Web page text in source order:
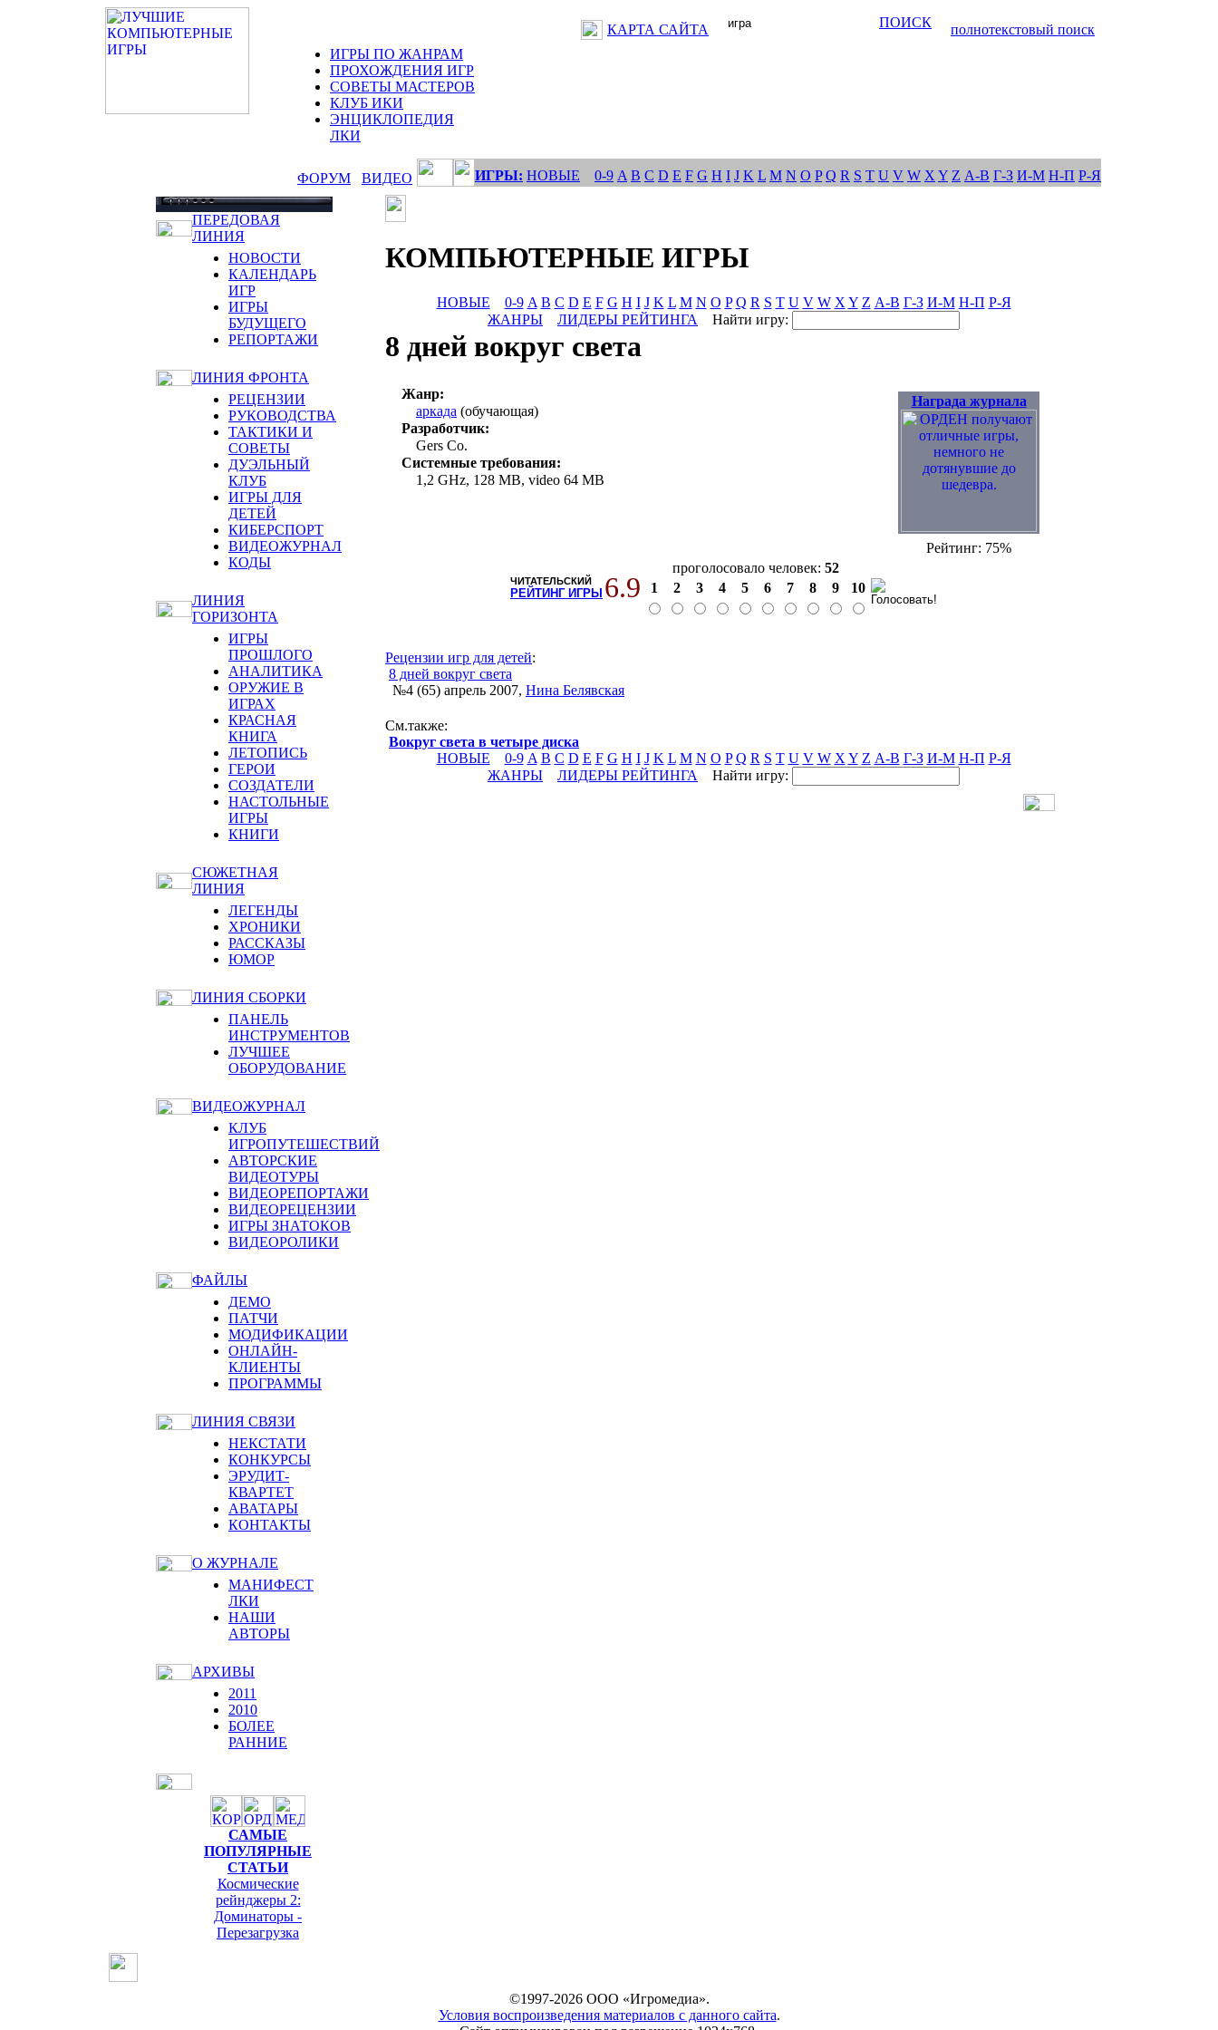
КАРТА САЙТА ПОИСК
полнотекстовый поиск
ИГРЫ ПО ЖАНРАМ
ПРОХОЖДЕНИЯ ИГР
СОВЕТЫ МАСТЕРОВ
КЛУБ ИКИ
ЭНЦИКЛОПЕДИЯ
ЛКИ
ФОРУМ ВИДЕО ИГРЫ: НОВЫЕ 0-9 A B C D E F G H I J K L M N O P Q R S T U V W X Y Z А-В Г-З И-М Н-П Р-Я
ПЕРЕДОВАЯ
ЛИНИЯ
НОВОСТИ
КАЛЕНДАРЬ
ИГР
ИГРЫ
БУДУЩЕГО
РЕПОРТАЖИ
ЛИНИЯ ФРОНТА
РЕЦЕНЗИИ
РУКОВОДСТВА
ТАКТИКИ И
СОВЕТЫ
ДУЭЛЬНЫЙ
КЛУБ
ИГРЫ ДЛЯ
ДЕТЕЙ
КИБЕРСПОРТ
ВИДЕОЖУРНАЛ
КОДЫ
ЛИНИЯ
ГОРИЗОНТА
ИГРЫ
ПРОШЛОГО
АНАЛИТИКА
ОРУЖИЕ В
ИГРАХ
КРАСНАЯ
КНИГА
ЛЕТОПИСЬ
ГЕРОИ
СОЗДАТЕЛИ
НАСТОЛЬНЫЕ
ИГРЫ
КНИГИ
СЮЖЕТНАЯ
ЛИНИЯ
ЛЕГЕНДЫ
ХРОНИКИ
РАССКАЗЫ
ЮМОР
ЛИНИЯ СБОРКИ
ПАНЕЛЬ
ИНСТРУМЕНТОВ
ЛУЧШЕЕ
ОБОРУДОВАНИЕ
ВИДЕОЖУРНАЛ
КЛУБ
ИГРОПУТЕШЕСТВИЙ
АВТОРСКИЕ
ВИДЕОТУРЫ
ВИДЕОРЕПОРТАЖИ
ВИДЕОРЕЦЕНЗИИ
ИГРЫ ЗНАТОКОВ
ВИДЕОРОЛИКИ
ФАЙЛЫ
ДЕМО
ПАТЧИ
МОДИФИКАЦИИ
ОНЛАЙН-
КЛИЕНТЫ
ПРОГРАММЫ
ЛИНИЯ СВЯЗИ
НЕКСТАТИ
КОНКУРСЫ
ЭРУДИТ-
КВАРТЕТ
АВАТАРЫ
КОНТАКТЫ
О ЖУРНАЛЕ
МАНИФЕСТ
ЛКИ
НАШИ
АВТОРЫ
АРХИВЫ
2011
2010
БОЛЕЕ
РАННИЕ
САМЫЕ
ПОПУЛЯРНЫЕ
СТАТЬИ
Космические
рейнджеры 2:
Доминаторы -
Перезагрузка
КОМПЬЮТЕРНЫЕ ИГРЫ
НОВЫЕ 0-9 A B C D E F G H I J K L M N O P Q R S T U V W X Y Z А-В Г-З И-М Н-П Р-Я
ЖАНРЫ
ЛИДЕРЫ РЕЙТИНГА Найти игру:
8 дней вокруг света
Жанр:
аркада (обучающая)
Разработчик:
Gers Co.
Системные требования:
1,2 GHz, 128 MB, video 64 MB
Награда журнала
Рейтинг: 75%
ЧИТАТЕЛЬСКИЙ
РЕЙТИНГ ИГРЫ 6.9
проголосовало человек: 52
1
2 3 4 5 6 7 8 9 10
Рецензии игр для детей:
8 дней вокруг света
№4 (65) апрель 2007, Нина Белявская
См.также:
Вокруг света в четыре диска
НОВЫЕ
0-9 A B C D E F G H I J K L M N O P Q R S T U V W X Y Z А-В Г-З И-М Н-П Р-Я
ЖАНРЫ
ЛИДЕРЫ РЕЙТИНГА Найти игру:
©1997-2026 ООО «Игромедиа».
Условия воспроизведения материалов с данного сайта.